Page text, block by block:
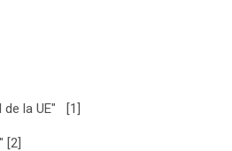
de la UE" [1]
[2]